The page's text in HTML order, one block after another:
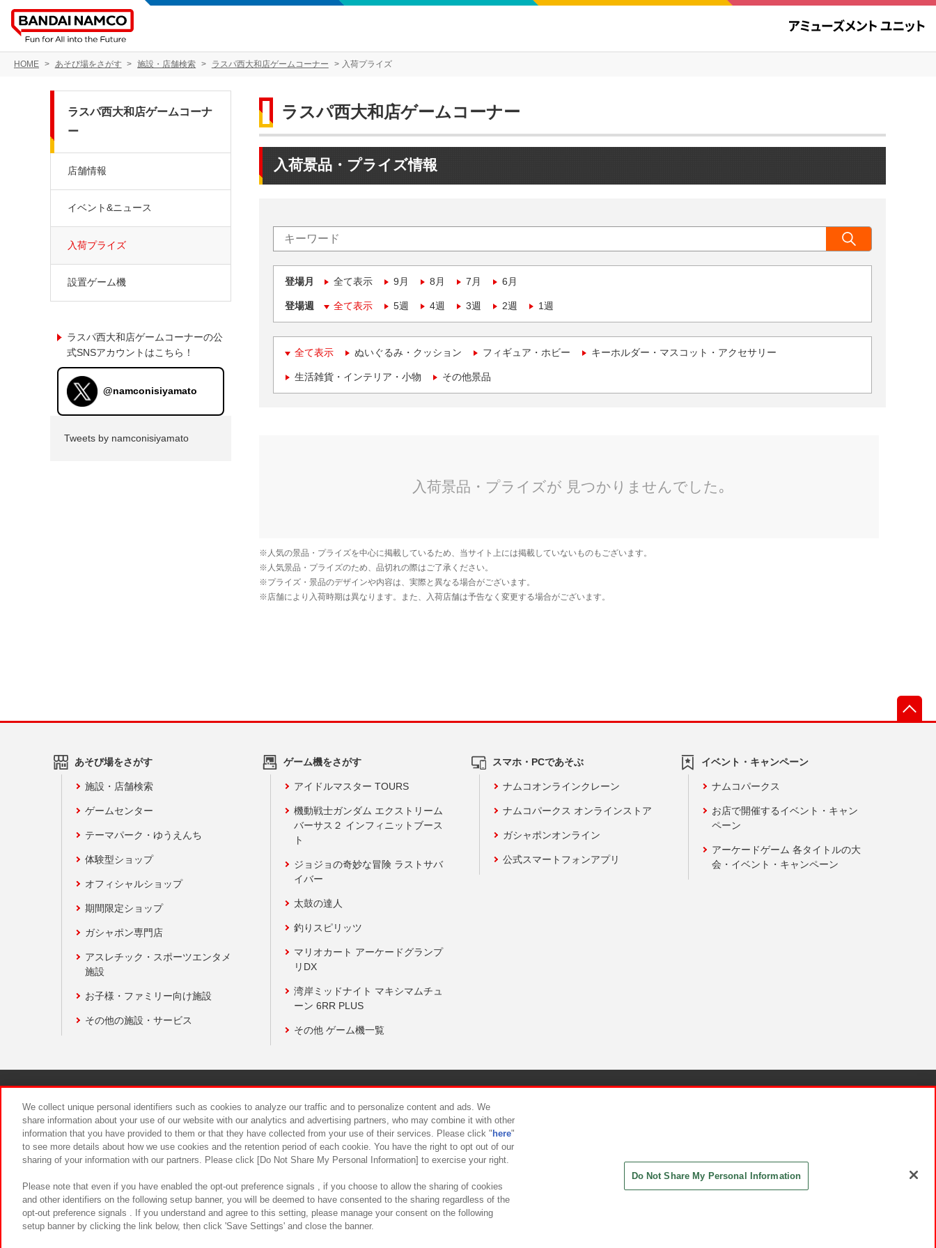
HOME あそび場をさがす 施設・店舗検索 ラスパ西大和店ゲームコーナー 入荷プライズ
ラスパ西大和店ゲームコーナー
入荷景品・プライズ情報
登場月 全て表示 9月 8月 7月 6月
登場週 全て表示 5週 4週 3週 2週 1週
全て表示 ぬいぐるみ・クッション フィギュア・ホビー キーホルダー・マスコット・アクセサリー
生活雑貨・インテリア・小物 その他景品
ラスパ西大和店ゲームコーナ
ー
店舗情報
イベント&ニュース
入荷プライズ
設置ゲーム機
ラスパ西大和店ゲームコーナーの公
式SNSアカウントはこちら！
@namconisiyamato
Tweets by namconisiyamato
あそび場をさがす
施設・店舗検索
ゲームセンター
テーマパーク・ゆうえんち
体験型ショップ
オフィシャルショップ
期間限定ショップ
ガシャポン専門店
アスレチック・スポーツエンタメ
施設
お子様・ファミリー向け施設
その他の施設・サービス
ゲーム機をさがす
アイドルマスター TOURS
機動戦士ガンダム エクストリーム
バーサス２ インフィニットブース
ト
ジョジョの奇妙な冒険 ラストサバ
イバー
太鼓の達人
釣りスピリッツ
マリオカート アーケードグランプ
リDX
湾岸ミッドナイト マキシマムチュ
ーン 6RR PLUS
その他 ゲーム機一覧
スマホ・PCであそぶ
ナムコオンラインクレーン
ナムコパークス オンラインストア
ガシャポンオンライン
公式スマートフォンアプリ
イベント・キャンペーン
ナムコパークス
お店で開催するイベント・キャン
ペーン
アーケードゲーム 各タイトルの大
会・イベント・キャンペーン
食品のご提供について カスタマーハラスメント対応方針
We collect unique personal identifiers such as cookies to analyze our traffic and to personalize content and ads. We
share information about your use of our website with our analytics and advertising partners, who may combine it with other
information that you have provided to them or that they have collected from your use of their services. Please click " here"
to see more details about how we use cookies and the retention period of each cookie. You have the right to opt out of our
sharing of your information with our partners. Please click [Do Not Share My Personal Information] to exercise your right.
Please note that even if you have enabled the opt-out preference signals , if you choose to allow the sharing of cookies
and other identifiers on the following setup banner, you will be deemed to have consented to the sharing regardless of the
opt-out preference signals . If you understand and agree to this setting, please manage your consent on the following
setup banner by clicking the link below, then click 'Save Settings' and close the banner.
Do Not Share My Personal Information